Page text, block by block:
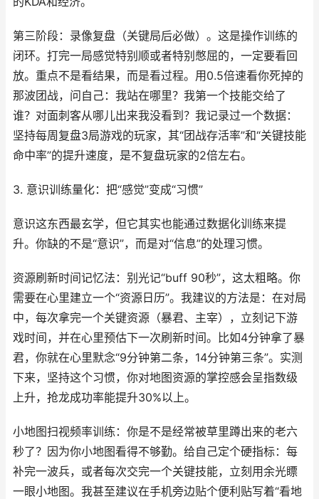
第三阶段：录像复盘（关键局后必做）。这是操作训练的
闭环。打完一局感觉特别顺或者特别憋屈的，一定要看回
放。重点不是看结果，而是看过程。用0.5倍速看你死掉的
那波团战，问自己：我站在哪里？我第一个技能交给了
谁？对面刺客从哪儿出来我没看到？我记录过一个数据：
坚持每周复盘3局游戏的玩家，其“团战存活率”和“关键技能
命中率”的提升速度，是不复盘玩家的2倍左右。
3. 意识训练量化：把“感觉”变成“习惯”
意识这东西最玄学，但它其实也能通过数据化训练来提
升。你缺的不是“意识”，而是对“信息”的处理习惯。
资源刷新时间记忆法：别光记“buff 90秒”，这太粗略。你
需要在心里建立一个“资源日历”。我建议的方法是：在对局
中，每次拿完一个关键资源（暴君、主宰），立刻记下游
戏时间，并在心里预估下一次刷新时间。比如4分钟拿了暴
君，你就在心里默念“9分钟第二条，14分钟第三条”。实测
下来，坚持这个习惯，你对地图资源的掌控感会呈指数级
上升，抢龙成功率能提升30%以上。
小地图扫视频率训练：你是不是经常被草里蹲出来的老六
秒了？因为你小地图看得不够勤。给自己定个硬指标：每
补完一波兵，或者每次交完一个关键技能，立刻用余光瞟
一眼小地图。我甚至建议在手机旁边贴个便利贴写着“看地